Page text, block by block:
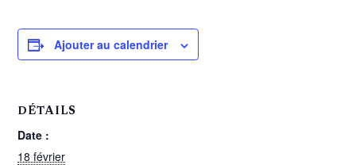
Ajouter au calendrier
DÉTAILS
Date :
18 février